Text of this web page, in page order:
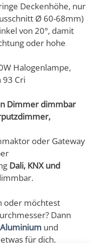
Deckenhöhe, nur
Ø 60-68mm)
von 20°, damit
oder hohe
Halogenlampe,
93 Cri
Dimmer dimmbar
oder Gateway
Dali, KNX und
oder möchtest
Dann
und
etwas für dich.